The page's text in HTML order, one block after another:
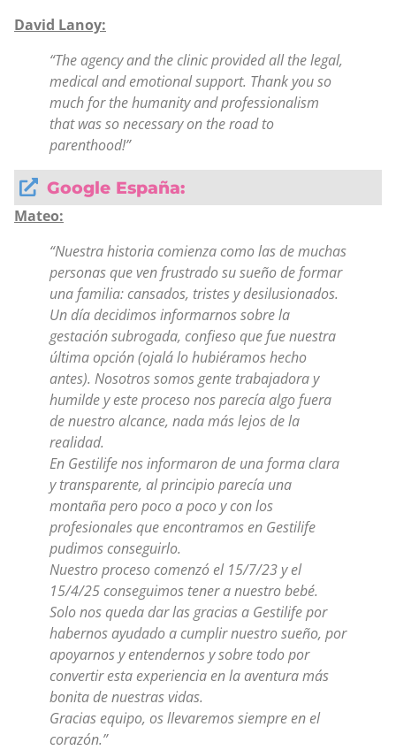
David Lanoy:
“The agency and the clinic provided all the legal,
medical and emotional support. Thank you so
much for the humanity and professionalism
that was so necessary on the road to
parenthood!”
Google España:
Mateo:
“Nuestra historia comienza como las de muchas
personas que ven frustrado su sueño de formar
una familia: cansados, tristes y desilusionados.
Un día decidimos informarnos sobre la
gestación subrogada, confieso que fue nuestra
última opción (ojalá lo hubiéramos hecho
antes). Nosotros somos gente trabajadora y
humilde y este proceso nos parecía algo fuera
de nuestro alcance, nada más lejos de la
realidad.
En Gestilife nos informaron de una forma clara
y transparente, al principio parecía una
montaña pero poco a poco y con los
profesionales que encontramos en Gestilife
pudimos conseguirlo.
Nuestro proceso comenzó el 15/7/23 y el
15/4/25 conseguimos tener a nuestro bebé.
Solo nos queda dar las gracias a Gestilife por
habernos ayudado a cumplir nuestro sueño, por
apoyarnos y entendernos y sobre todo por
convertir esta experiencia en la aventura más
bonita de nuestras vidas.
Gracias equipo, os llevaremos siempre en el
corazón.”